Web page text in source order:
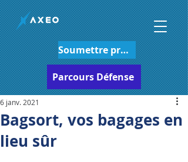
Soumettre projet
Parcours Défense
Bagsort, vos bagages en
lieu sûr
6 janv. 2021